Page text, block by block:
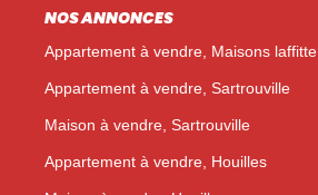
NOS ANNONCES
Appartement à vendre, Maisons laffitte
Appartement à vendre, Sartrouville
Maison à vendre, Sartrouville
Appartement à vendre, Houilles